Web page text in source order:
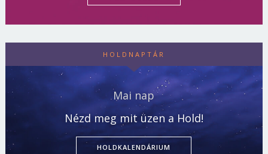
HOLDNAPTÁR
Mai nap
Nézd meg mit üzen a Hold!
HOLDKALENDÁRIUM